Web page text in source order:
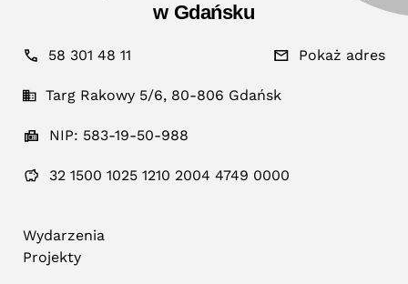
w Gdańsku
58 301 48 11 Pokaż adres
Targ Rakowy 5/6, 80-806 Gdańsk
NIP: 583-19-50-988
32 1500 1025 1210 2004 4749 0000
Wydarzenia
Projekty